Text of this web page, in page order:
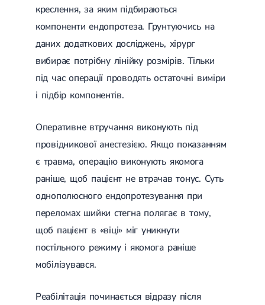
Лікування переломів щиколоток
Лікування переломів плеча
Лікування переломів передпліччя
Лікування переломів кісток тазу
Іммобілізація
Лікування переломів шийки стегна і стегнової кістки
Лікування переломів гомілки
Протез синовіальної рідини
PRP-терапія
Розрив зв'язок
Розрив зв'язок плечового суглобу
Розрив зв'язок ліктьового суглобу
Розрив зв'язок колінного суглоба
Розрив зв'язок гомілковостопного суглобу
Травми сухожиль та м'язів
Ендокринологія
Цукровий діабет
Цукровий діабет 1 типу
Школа діабету
креслення, за яким підбираються
компоненти ендопротеза. Грунтуючись на
даних додаткових досліджень, хірург
вибирає потрібну лінійку розмірів. Тільки
під час операції проводять остаточні виміри
і підбір компонентів.
Оперативне втручання виконують під
провідникової анестезією. Якщо показанням
є травма, операцію виконують якомога
раніше, щоб пацієнт не втрачав тонус. Суть
однополюсного ендопротезування при
переломах шийки стегна полягає в тому,
щоб пацієнт в «віці» міг уникнути
постільного режиму і якомога раніше
мобілізувався.
Реабілітація починається відразу після